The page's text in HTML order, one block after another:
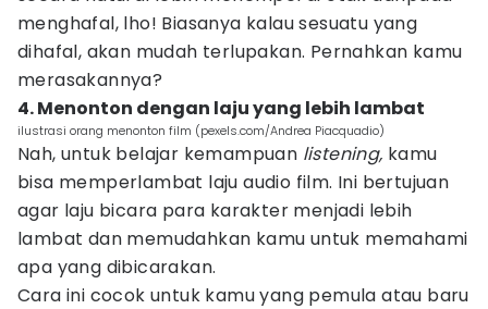
menghafal, lho! Biasanya kalau sesuatu yang
dihafal, akan mudah terlupakan. Pernahkan kamu
merasakannya?
4. Menonton dengan laju yang lebih lambat
ilustrasi orang menonton film (pexels.com/Andrea Piacquadio)
Nah, untuk belajar kemampuan listening, kamu
bisa memperlambat laju audio film. Ini bertujuan
agar laju bicara para karakter menjadi lebih
lambat dan memudahkan kamu untuk memahami
apa yang dibicarakan.
Cara ini cocok untuk kamu yang pemula atau baru